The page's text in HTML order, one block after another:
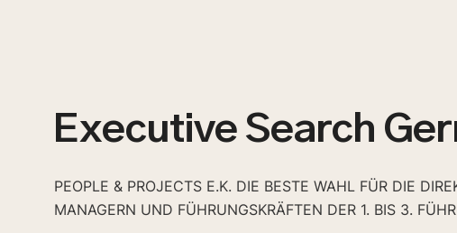
Executive Search
PEOPLE & PROJECTS E.K. DIE BESTE WAHL FÜR DIE
MANAGERN UND FÜHRUNGSKRÄFTEN DER 1. BIS 3.